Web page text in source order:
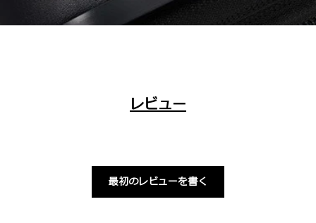
レビュー
最初のレビューを書く